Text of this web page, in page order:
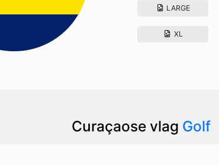
LARGE
XL
Curaçaose vlag Golf